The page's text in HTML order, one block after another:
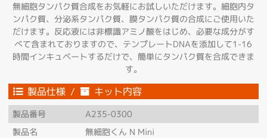
無細胞タンパク質合成をお気軽にお試しいただけます。細胞内タ
ンパク質、分泌系タンパク質、膜タンパク質の合成にご使用いた
だけます。反応液には非標識アミノ酸をはじめ、必要な成分がす
べて含まれておりますので、テンプレートDNAを添加して1-16
時間インキュベートするだけで、簡単にタンパク質を合成できま
す。
製品仕様 / キット内容
製品番号
A235-0300
製品名
無細胞くん N Mini